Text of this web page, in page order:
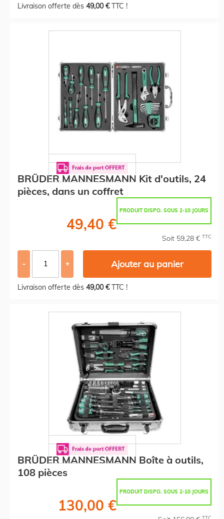
Livraison offerte dès 49,00 €TTC !
BRÜDER MANNESMANN Kit d'outils, 24
pièces, dans un coffret
PRODUIT DISPO. SOUS 2-10 JOURS
49,40 €
Soit 59,28 € TTC
- + Ajouter au panier
Livraison offerte dès 49,00 €TTC !
BRÜDER MANNESMANN Boîte à outils,
108 pièces
PRODUIT DISPO. SOUS 2-10 JOURS
130,00 €
TTC